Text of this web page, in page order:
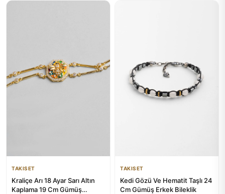
TAKISET
Kraliçe Arı 18 Ayar Sarı Altın
Kaplama 19 Cm Gümüş
TAKISET
Kedi Gözü Ve Hematit Taşlı 24
Cm Gümüş Erkek Bileklik